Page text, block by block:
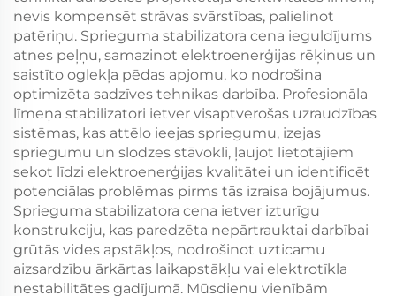
nevis kompensēt strāvas svārstības, palielinot
patēriņu. Sprieguma stabilizatora cena ieguldījums
atnes peļņu, samazinot elektroenerģijas rēķinus un
saistīto oglekļa pēdas apjomu, ko nodrošina
optimizēta sadzīves tehnikas darbība. Profesionāla
līmeņa stabilizatori ietver visaptverošas uzraudzības
sistēmas, kas attēlo ieejas spriegumu, izejas
spriegumu un slodzes stāvokli, ļaujot lietotājiem
sekot līdzi elektroenerģijas kvalitātei un identificēt
potenciālas problēmas pirms tās izraisa bojājumus.
Sprieguma stabilizatora cena ietver izturīgu
konstrukciju, kas paredzēta nepārtrauktai darbībai
grūtās vides apstākļos, nodrošinot uzticamu
aizsardzību ārkārtas laikapstākļu vai elektrotīkla
nestabilitātes gadījumā. Mūsdienu vienībām